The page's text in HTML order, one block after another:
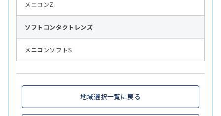
メニコンZ
ソフト コンタクトレンズ
メニコンソフトS
地域選択一覧に戻る